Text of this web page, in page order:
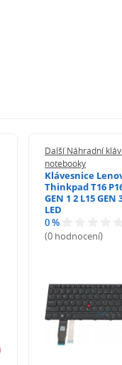
Další Náhradní
notebooky
Klávesnice
Thinkpad T16
GEN 1 2 L15 GEN
LED
0 %
(0 hodnocení)